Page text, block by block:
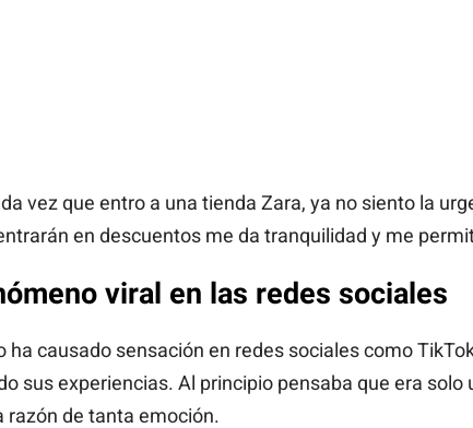
vez que entro a una tienda Zara, ya no siento la
en descuentos me da tranquilidad y me
viral en las redes sociales
ha causado sensación en redes sociales como
sus experiencias. Al principio pensaba que era
razón de tanta emoción.